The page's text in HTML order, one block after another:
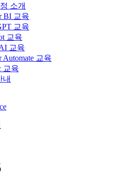
소개
BI 교육
교육
교육
교육
Automate 교육
교육
내